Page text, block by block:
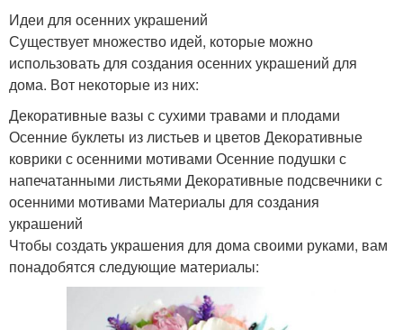
Идеи для осенних украшений
Существует множество идей, которые можно
использовать для создания осенних украшений для
дома. Вот некоторые из них:
Декоративные вазы с сухими травами и плодами
Осенние буклеты из листьев и цветов Декоративные
коврики с осенними мотивами Осенние подушки с
напечатанными листьями Декоративные подсвечники с
осенними мотивами Материалы для создания
украшений
Чтобы создать украшения для дома своими руками, вам
понадобятся следующие материалы: